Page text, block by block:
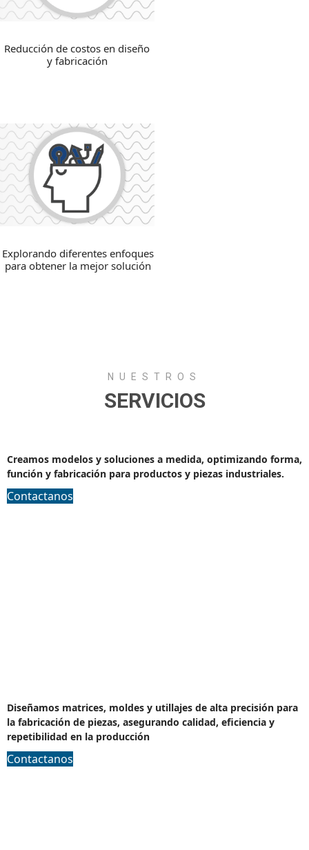
Reducción de costos en diseño
y fabricación
Explorando diferentes enfoques
para obtener la mejor solución
NUESTROS
SERVICIOS
Creamos modelos y soluciones a medida, optimizando forma,
función y fabricación para productos y piezas industriales.
Contactanos
Diseñamos matrices, moldes y utillajes de alta precisión para
la fabricación de piezas, asegurando calidad, eficiencia y
repetibilidad en la producción
Contactanos